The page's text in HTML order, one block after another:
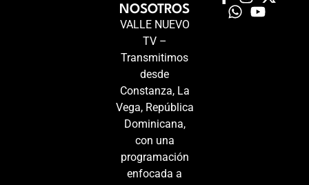
NOSOTROS
VALLE NUEVO
TV –
Transmitimos
desde
Constanza, La
Vega, República
Dominicana,
con una
programación
enfocada a